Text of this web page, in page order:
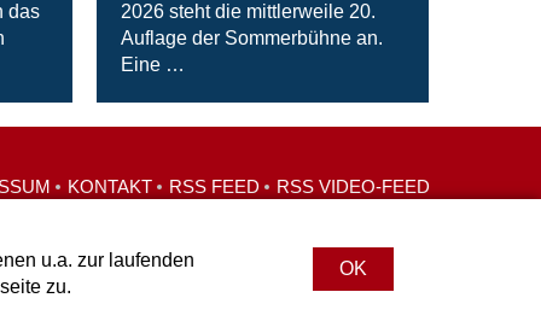
das
2026 steht die mittlerweile 20.
Auflage der Sommerbühne an.
Eine …
KONTAKT RSS FEED RSS VIDEO-FEED
u.a. zur laufenden
zu.
OK